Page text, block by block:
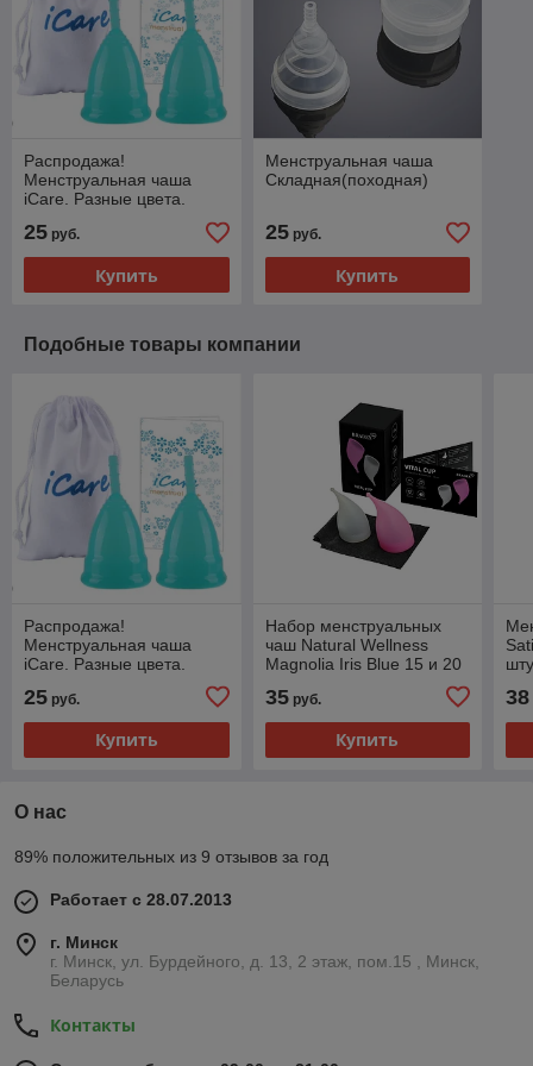
Распродажа!
Менструальная чаша
iCare. Разные цвета.
25 руб.
Купить
Менструальная чаша
Складная(походная)
25руб.
Купить
Подобные товары компании
Распродажа!
Менструальная чаша
iCare. Разные цвета.
25 руб.
Купить
Набор менструальных
чаш Natural Wellness
Magnolia Iris Blue 15 и 20
35руб.
Купить
38
О нас
89% положительных из 9 отзывов за год
Работает с 28.07.2013
г. Минск
г. Минск, ул. Бурдейного, д. 13, 2 этаж, пом.15 , Минск,
Беларусь
Контакты